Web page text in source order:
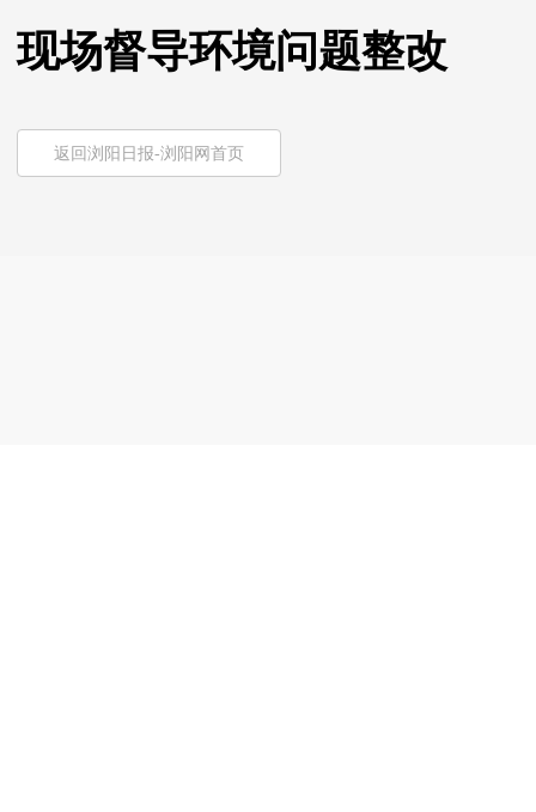
现场督导环境问题整改
返回浏阳日报-浏阳网首页